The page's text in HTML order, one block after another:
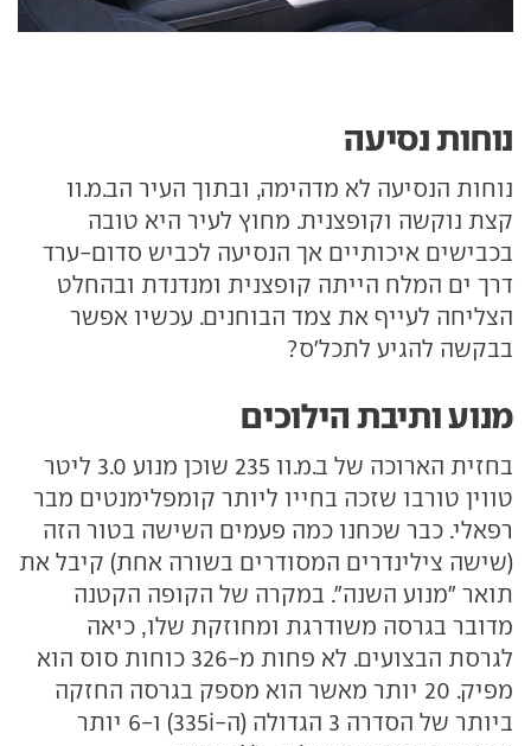
נוחות נסיעה
נוחות הנסיעה לא מדהימה, ובתוך העיר הב.מ.וו
קצת נוקשה וקופצנית. מחוץ לעיר היא טובה
בכבישים איכותיים אך הנסיעה לכביש סדום-ערד
דרך ים המלח הייתה קופצנית ומנדנדת ובהחלט
הצליחה לעייף את צמד הבוחנים. עכשיו אפשר
בבקשה להגיע לתכל'ס?
מנוע ותיבת הילוכים
בחזית הארוכה של ב.מ.וו 235 שוכן מנוע 3.0 ליטר
טווין טורבו שזכה בחייו ליותר קומפלימנטים מבר
רפאלי. כבר שכחנו כמה פעמים השישה בטור הזה
(שישה צילינדרים המסודרים בשורה אחת) קיבל את
תואר "מנוע השנה". במקרה של הקופה הקטנה
מדובר בגרסה משודרגת ומחוזקת שלו, כיאה
לגרסת הבצועים. לא פחות מ-326 כוחות סוס הוא
מפיק. 20 יותר מאשר הוא מספק בגרסה החזקה
ביותר של הסדרה 3 הגדולה (ה-335i) ו-6 יותר